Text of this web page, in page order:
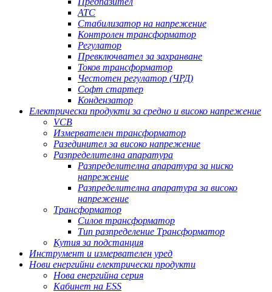
АТС
Стабилизатор на напрежение
Контролен трансформатор
Регулатор
Превключвател за захранване
Токов трансформатор
Честотен регулатор (ЧРД)
Софт стартер
Кондензатор
Електрически продукти за средно и високо напрежение
VCB
Измервателен трансформатор
Разединител за високо напрежение
Разпределителна апаратура
Разпределителна апаратура за ниско
напрежение
Разпределителна апаратура за високо
напрежение
Трансформатор
Силов трансформатор
Тип разпределение Трансформатор
Кутия за подстанция
Инструмент и измервателен уред
Нови енергийни електрически продукти
Нова енергийна серия
Кабинет на ESS